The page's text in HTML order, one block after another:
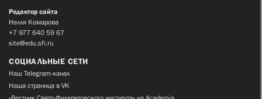
Редактор сайта
Нелля Комарова
+7 977 640 59 67
site@edu.sfi.ru
СОЦИАЛЬНЫЕ СЕТИ
Наш Telegram-канал
Наша страница в VK